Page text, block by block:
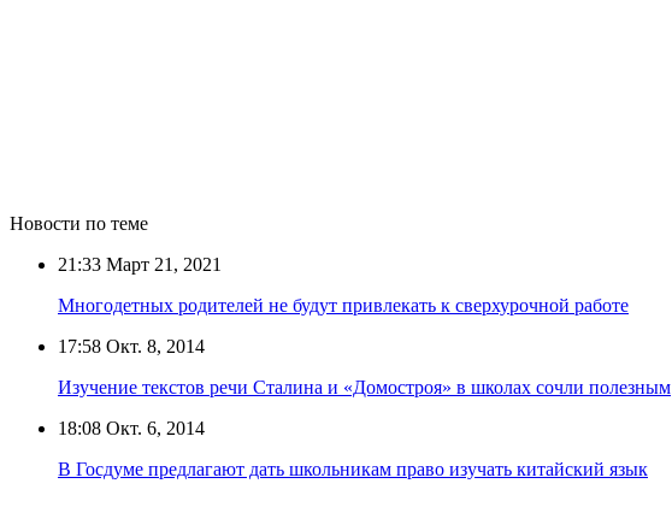
Новости по теме
21:33 Март 21, 2021
Многодетных родителей не будут привлекать к сверхурочной работе
17:58 Окт. 8, 2014
Изучение текстов речи Сталина и «Домостроя» в школах сочли полезным
18:08 Окт. 6, 2014
В Госдуме предлагают дать школьникам право изучать китайский язык